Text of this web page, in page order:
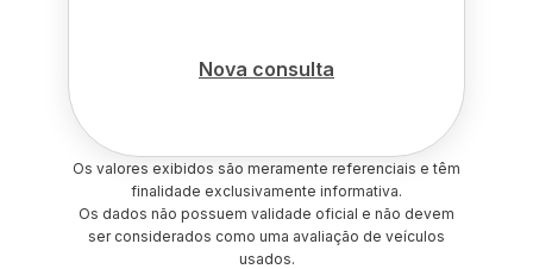
Nova consulta
Os valores exibidos são meramente referenciais e têm
finalidade exclusivamente informativa.
Os dados não possuem validade oficial e não devem
ser considerados como uma avaliação de veículos
usados.